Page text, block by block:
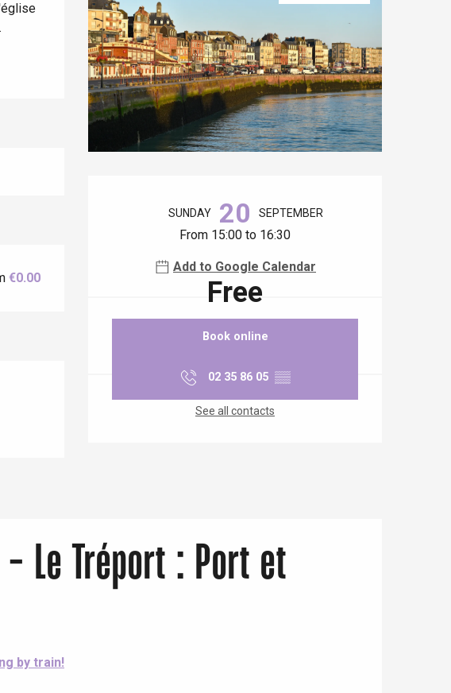
SUNDAY 20 SEPTEMBER
From 15:00 to 16:30
Add to Google Calendar
Free
Book online
02 35 86 05 ▒▒
See all contacts
€0.00
Le Tréport : Port et
by train!